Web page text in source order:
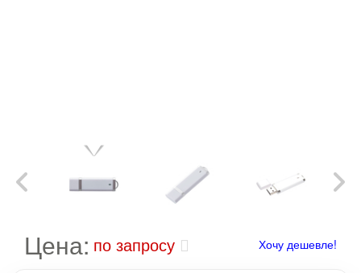
Цена: по запросу Хочу дешевле!